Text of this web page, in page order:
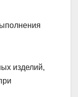
изделий,